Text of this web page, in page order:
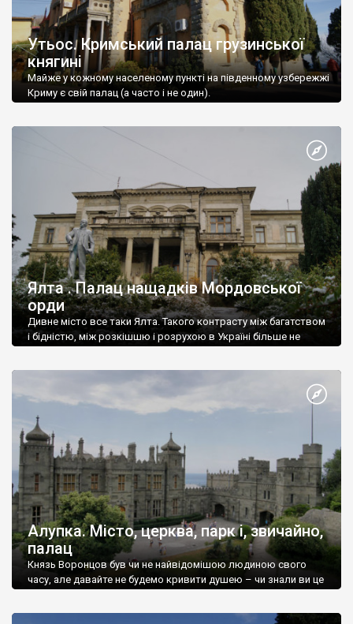
Утьос. Кримський палац грузинської
княгині
Майже у кожному населеному пункті на південному узбережжі
Криму є свій палац (а часто і не один).
Ялта . Палац нащадків Мордовської
орди
Дивне місто все таки Ялта. Такого контрасту між багатством
і бідністю, між розкішшю і розрухою в Україні більше не
Алупка. Місто, церква, парк і, звичайно,
палац
Князь Воронцов був чи не найвідомішою людиною свого
часу, але давайте не будемо кривити душею – чи знали ви це